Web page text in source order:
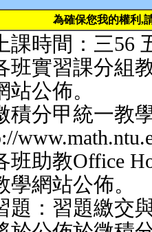
為確保您我的權利,
時間：三56
實習課分組
站公佈。
分甲統一教
助教Office
學網站公佈。
：習題繳交